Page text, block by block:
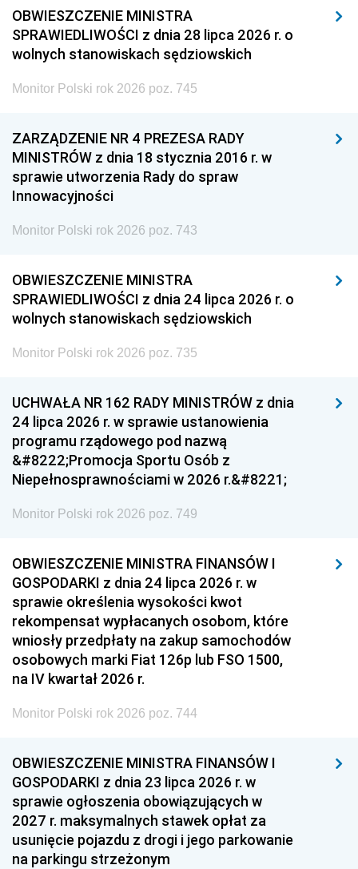
OBWIESZCZENIE MINISTRA
SPRAWIEDLIWOŚCI z dnia 28 lipca 2026 r. o
wolnych stanowiskach sędziowskich
Monitor Polski rok 2026 poz. 745
ZARZĄDZENIE NR 4 PREZESA RADY
MINISTRÓW z dnia 18 stycznia 2016 r. w
sprawie utworzenia Rady do spraw
Innowacyjności
Monitor Polski rok 2026 poz. 743
OBWIESZCZENIE MINISTRA
SPRAWIEDLIWOŚCI z dnia 24 lipca 2026 r. o
wolnych stanowiskach sędziowskich
Monitor Polski rok 2026 poz. 735
UCHWAŁA NR 162 RADY MINISTRÓW z dnia
24 lipca 2026 r. w sprawie ustanowienia
programu rządowego pod nazwą
&#8222;Promocja Sportu Osób z
Niepełnosprawnościami w 2026 r.&#8221;
Monitor Polski rok 2026 poz. 749
OBWIESZCZENIE MINISTRA FINANSÓW I
GOSPODARKI z dnia 24 lipca 2026 r. w
sprawie określenia wysokości kwot
rekompensat wypłacanych osobom, które
wniosły przedpłaty na zakup samochodów
osobowych marki Fiat 126p lub FSO 1500,
na IV kwartał 2026 r.
Monitor Polski rok 2026 poz. 744
OBWIESZCZENIE MINISTRA FINANSÓW I
GOSPODARKI z dnia 23 lipca 2026 r. w
sprawie ogłoszenia obowiązujących w
2027 r. maksymalnych stawek opłat za
usunięcie pojazdu z drogi i jego parkowanie
na parkingu strzeżonym